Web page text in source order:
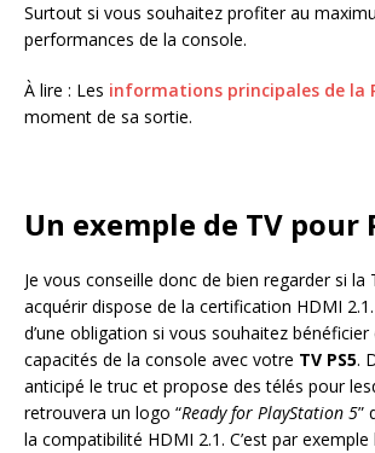
Surtout si vous souhaitez profiter au
performances de la console.
À lire : Les informations principales de la
moment de sa sortie.
Un exemple de TV pour
Je vous conseille donc de bien regarder si la
acquérir dispose de la certification HDMI
d’une obligation si vous souhaitez bénéficier
capacités de la console avec votre TV PS5.
anticipé le truc et propose des télés pour
retrouvera un logo “Ready for PlayStation 5”
la compatibilité HDMI 2.1. C’est par exemple